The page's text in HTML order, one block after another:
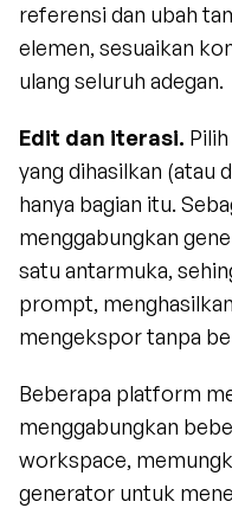
referensi dan ubah
elemen, sesuaikan
ulang seluruh adegan.
Edit dan iterasi.
yang dihasilkan (atau
hanya bagian itu.
menggabungkan
satu antarmuka,
prompt,
mengekspor tanpa
Beberapa platform
menggabungkan
workspace,
generator untuk